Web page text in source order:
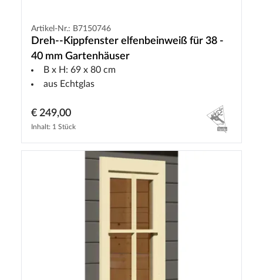
Artikel-Nr.: B7150746
Dreh--Kippfenster elfenbeinweiß für 38 -
40 mm Gartenhäuser
B x H: 69 x 80 cm
aus Echtglas
€ 249,00
Inhalt: 1 Stück